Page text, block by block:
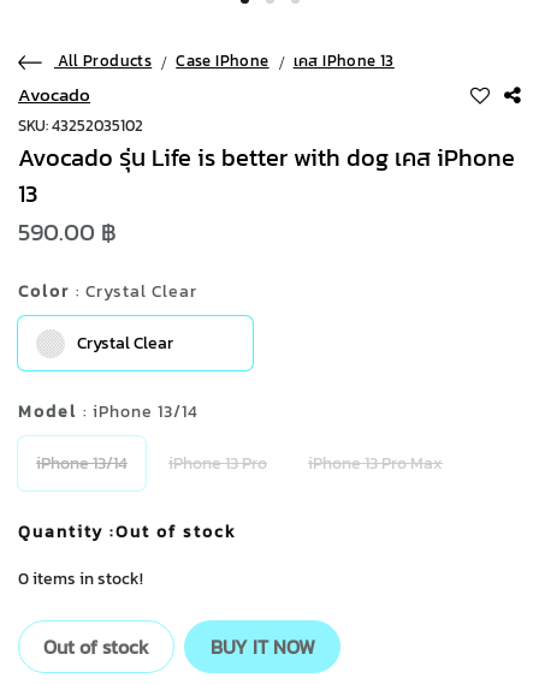
All Products Case IPhone เคส IPhone 13
Avocado
SKU: 43252035102
Avocado รุ่น Life is better with dog เคส iPhone
13
590.00 ฿
Color : Crystal Clear
Crystal Clear
Model : iPhone 13/14
iPhone 13/14 iPhone 13 Pro iPhone 13 Pro Max
Quantity :Out of stock
0 items in stock!
Out of stock BUY IT NOW